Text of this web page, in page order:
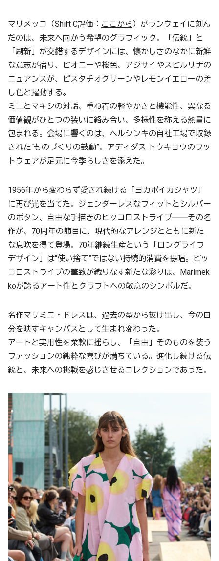
マリメッコ（Shift C評価： ここから ）がランウェイに刻ん
だのは、未来へ向かう希望のグラフィック。「伝統」と
「刷新」が交錯するデザインには、懐かしさのなかに新鮮
な意志が宿り、ピオニーや桜色、アジサイやスピルリナの
ニュアンスが、ピスタチオグリーンやレモンイエローの差
し色と躍動する。
ミニとマキシの対話、重ね着の軽やかさと機能性、異なる
価値観がひとつの装いに絡み合い、多様性を称える熱量に
包まれる。会場に響くのは、ヘルシンキの自社工場で収録
された“ものづくりの鼓動”。アディダス トウキョウのフッ
トウェアが足元に今季らしさを添えた。
1956年から変わらず愛され続ける「ヨカポイカシャツ」
に再び光を当てた。ジェンダーレスなフィットとシルバー
のボタン、自由な手描きのピッコロストライプ――その名
作が、70周年の節目に、現代的なアレンジとともに新た
な息吹を得て登場。70年継続生産という「ロングライフ
デザイン」は“使い捨て”ではない持続的消費を提唱。ピッ
コロストライプの筆致が織りなす新たな彩りは、Marimek
koが誇るアート性とクラフトへの敬意のシンボルだ。
名作マリミニ・ドレスは、過去の型から抜け出し、今の自
分を映すキャンバスとして生まれ変わった。
アートと実用性を柔軟に揺らし、「自由」そのものを装う
ファッションの純粋な喜びが満ちている。進化し続ける伝
統と、未来への挑戦を感じさせるコレクションであった。